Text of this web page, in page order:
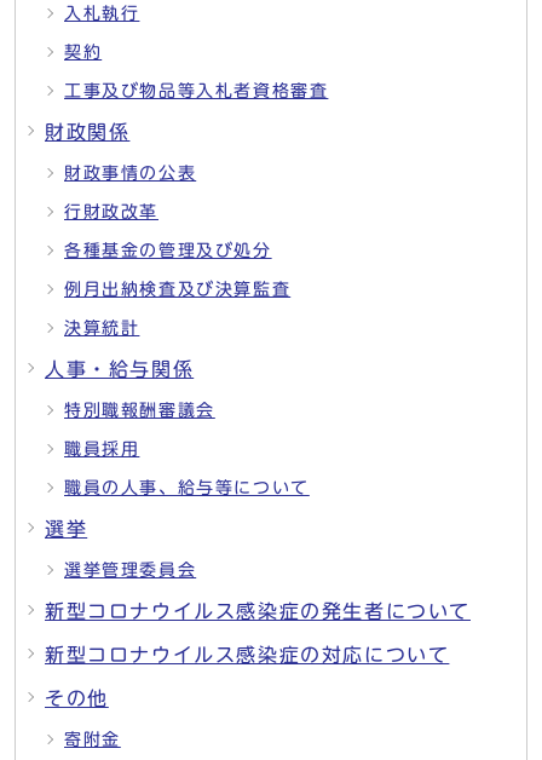
入札執行
契約
工事及び物品等入札者資格審査
財政関係
財政事情の公表
行財政改革
各種基金の管理及び処分
例月出納検査及び決算監査
決算統計
人事・給与関係
特別職報酬審議会
職員採用
職員の人事、給与等について
選挙
選挙管理委員会
新型コロナウイルス感染症の発生者について
新型コロナウイルス感染症の対応について
その他
寄附金